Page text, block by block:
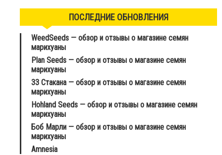
ПОСЛЕДНИЕ ОБНОВЛЕНИЯ
WeedSeeds — обзор и отзывы о магазине семян
марихуаны
Plan Seeds — обзор и отзывы о магазине семян
марихуаны
33 Стакана — обзор и отзывы о магазине семян
марихуаны
Hohland Seeds — обзор и отзывы о магазине семян
марихуаны
Боб Марли — обзор и отзывы о магазине семян
марихуаны
Amnesia